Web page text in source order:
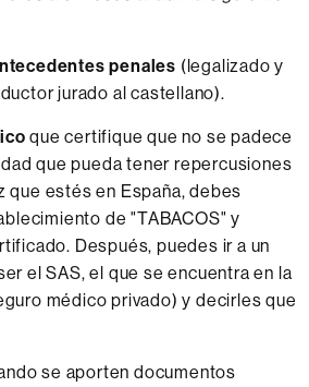
penales (legalizado y
jurado al castellano).
que certifique que no se padece
que pueda tener repercusiones
que estés en España, debes
de "TABACOS" y
Después, puedes ir a un
el SAS, el que se encuentra en la
médico privado) y decirles que
se aporten documentos